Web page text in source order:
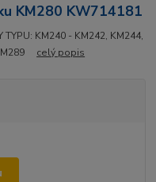
KM280 KW714181
TYPU: KM240 - KM242, KM244,
celý popis